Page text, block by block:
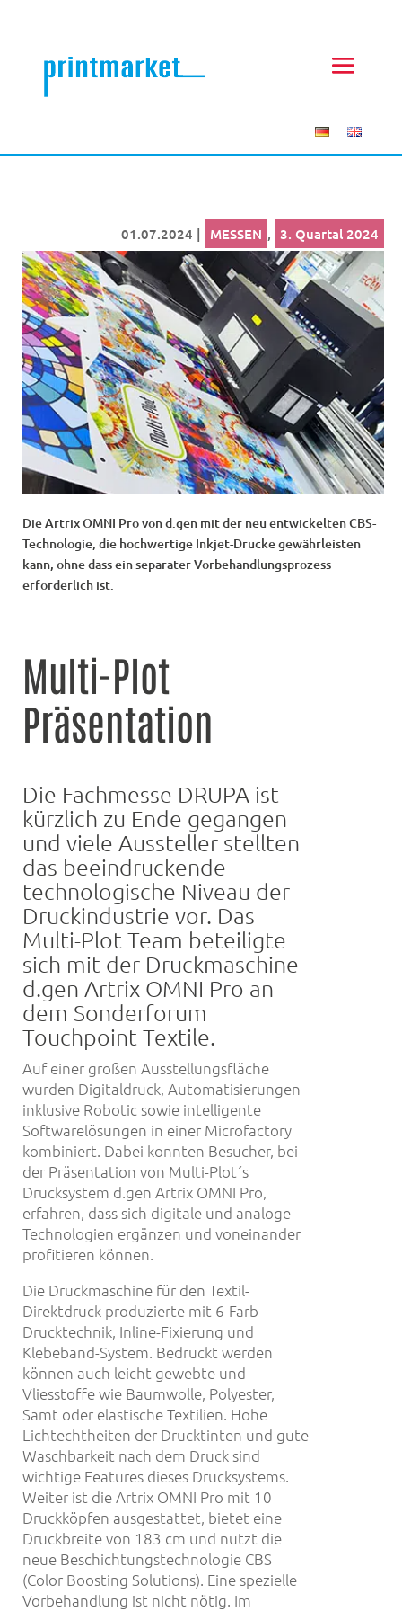
01.07.2024 | MESSEN , 3. Quartal 2024
Die Artrix OMNI Pro von d.gen mit der neu entwickelten CBS-
Technologie, die hochwertige Inkjet-Drucke gewährleisten
kann, ohne dass ein separater Vorbehandlungsprozess
erforderlich ist.
Multi-Plot
Präsentation
Die Fachmesse DRUPA ist
kürzlich zu Ende gegangen
und viele Aussteller stellten
das beeindruckende
technologische Niveau der
Druckindustrie vor. Das
Multi-Plot Team beteiligte
sich mit der Druckmaschine
d.gen Artrix OMNI Pro an
dem Sonderforum
Touchpoint Textile.
Auf einer großen Ausstellungsfläche
wurden Digitaldruck, Automatisierungen
inklusive Robotic sowie intelligente
Softwarelösungen in einer Microfactory
kombiniert. Dabei konnten Besucher, bei
der Präsentation von Multi-Plot´s
Drucksystem d.gen Artrix OMNI Pro,
erfahren, dass sich digitale und analoge
Technologien ergänzen und voneinander
profitieren können.
Die Druckmaschine für den Textil-
Direktdruck produzierte mit 6-Farb-
Drucktechnik, Inline-Fixierung und
Klebeband-System. Bedruckt werden
können auch leicht gewebte und
Vliesstoffe wie Baumwolle, Polyester,
Samt oder elastische Textilien. Hohe
Lichtechtheiten der Drucktinten und gute
Waschbarkeit nach dem Druck sind
wichtige Features dieses Drucksystems.
Weiter ist die Artrix OMNI Pro mit 10
Druckköpfen ausgestattet, bietet eine
Druckbreite von 183 cm und nutzt die
neue Beschichtungstechnologie CBS
(Color Boosting Solutions). Eine spezielle
Vorbehandlung ist nicht nötig. Im